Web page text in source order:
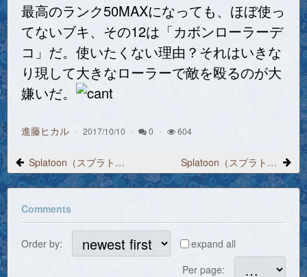
最高のランク50MAXになっても、ほぼ使っ
てないブキ、その12は「カボンローラーデ
コ」だ。使いたくない理由？それはいきな
り現して大きなローラーで敵を殴るのが大
嫌いだ。
進藤ヒカル 2017/10/10 0 604
Splatoon（スプラトゥーン）プレイ日記 2017/9/25「ポロモデラRG」 Splatoon（スプラトゥーン）プレイ日記 2017/9/26「H3リールガンチェリー」
Comments
Order by:
expand all
Per page: